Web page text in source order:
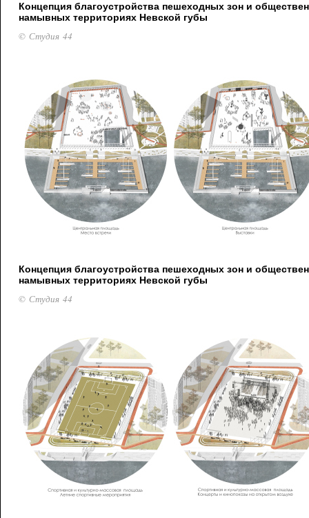
Концепция благоустройства пешеходных зон и
намывных территориях Невской губы
© Студия 44
Концепция благоустройства пешеходных зон и
намывных территориях Невской губы
© Студия 44